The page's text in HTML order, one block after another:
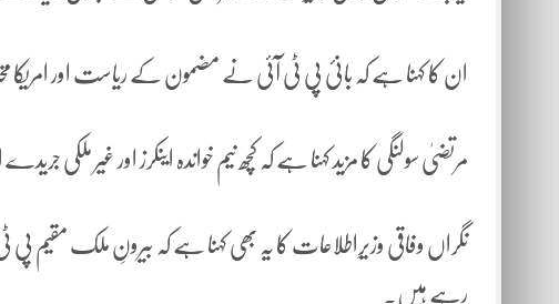
ان کا کہنا ہے کہ بانیٔ پی ٹی آئی نے مضمون کے ریاست اور امریکا
مرتضیٰ سولنگی کا مزید کہنا ہے کہ کچھ نیم خواندہ اینکرز اور غیر
نگراں وفاقی وزیرِاطلاعات کا یہ بھی کہنا ہے کہ بیرونِ ملک مقیم
رہے ہیں۔